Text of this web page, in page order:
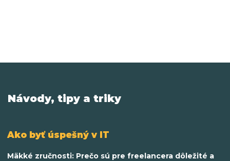
Návody, tipy a triky
Ako byť úspešný v IT
Mäkké zručnosti: Prečo sú pre freelancera dôležité a